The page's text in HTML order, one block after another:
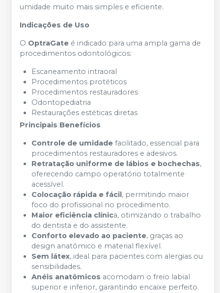
umidade muito mais simples e eficiente.
Indicações de Uso
O OptraGate é indicado para uma ampla gama de
procedimentos odontológicos:
Escaneamento intraoral
Procedimentos protéticos
Procedimentos restauradores
Odontopediatria
Restaurações estéticas diretas
Principais Benefícios
Controle de umidade facilitado, essencial para
procedimentos restauradores e adesivos.
Retratação uniforme de lábios e bochechas,
oferecendo campo operatório totalmente
acessível.
Colocação rápida e fácil, permitindo maior
foco do profissional no procedimento.
Maior eficiência clínica, otimizando o trabalho
do dentista e do assistente.
Conforto elevado ao paciente, graças ao
design anatômico e material flexível.
Sem látex, ideal para pacientes com alergias ou
sensibilidades.
Anéis anatômicos acomodam o freio labial
superior e inferior, garantindo encaixe perfeito.